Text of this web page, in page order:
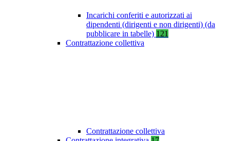
Incarichi conferiti e autorizzati ai
dipendenti (dirigenti e non dirigenti) (da
pubblicare in tabelle) 121
Contrattazione collettiva
Contrattazione collettiva